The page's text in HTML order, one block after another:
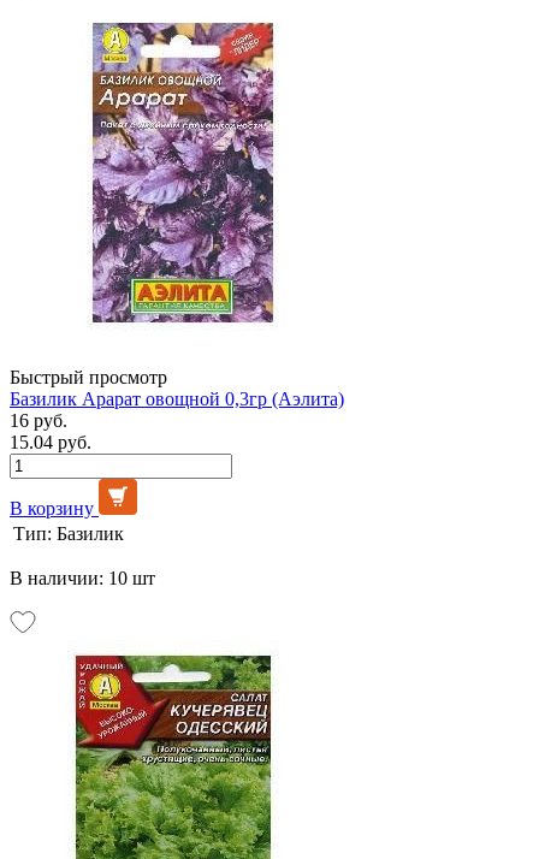
Быстрый просмотр
Базилик Арарат овощной 0,3гр (Аэлита)
16 руб.
15.04 руб.
В корзину
Тип: Базилик
В наличии: 10 шт